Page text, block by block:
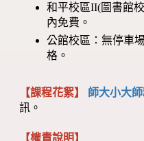
和平校區II(圖書館
內免費。
公館校區：無停車
格。
【課程花絮】 師大小大
訊。
【權責說明】